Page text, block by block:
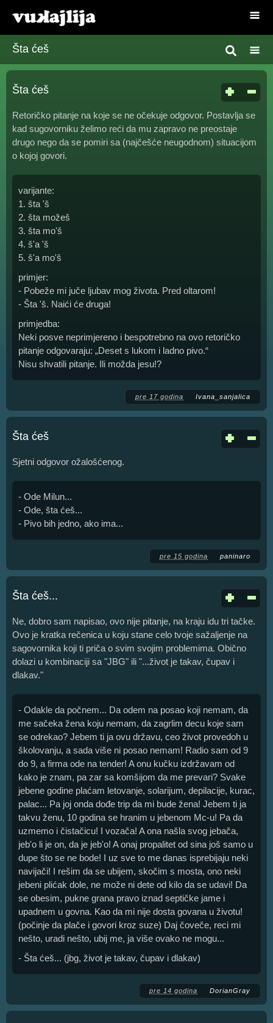
Šta ćeš
Šta ćeš
Retoričko pitanje na koje se ne očekuje odgovor. Postavlja se
kad sugovorniku želimo reći da mu zapravo ne preostaje
drugo nego da se pomiri sa (najčešće neugodnom) situacijom
o kojoj govori.
varijante:
1. šta 'š
2. šta možeš
3. šta mo'š
4. š'a 'š
5. š'a mo'š
primjer:
- Pobeže mi juče ljubav mog života. Pred oltarom!
- Šta 'š. Naići će druga!
primjedba:
Neki posve neprimjereno i bespotrebno na ovo retoričko
pitanje odgovaraju: „Deset s lukom i ladno pivo.“
Nisu shvatili pitanje. Ili možda jesu!?
pre 17 godina Ivana_sanjalica
Šta ćeš
Sjetni odgovor ožalošćenog.
- Ode Milun...
- Ode, šta ćeš...
- Pivo bih jedno, ako ima...
pre 15 godina paninaro
Šta ćeš...
Ne, dobro sam napisao, ovo nije pitanje, na kraju idu tri tačke.
Ovo je kratka rečenica u koju stane celo tvoje sažaljenje na
sagovornika koji ti priča o svim svojim problemima. Obično
dolazi u kombinaciji sa "JBG" ili "...život je takav, čupav i
dlakav."
- Odakle da počnem... Da odem na posao koji nemam, da
me sačeka žena koju nemam, da zagrlim decu koje sam
se odrekao? Jebem ti ja ovu državu, ceo život provedoh u
školovanju, a sada više ni posao nemam! Radio sam od 9
do 9, a firma ode na tender! A onu kučku izdržavam od
kako je znam, pa zar sa komšijom da me prevari? Svake
jebene godine plaćam letovanje, solarijum, depilacije, kurac,
palac... Pa joj onda dođe trip da mi bude žena! Jebem ti ja
takvu ženu, 10 godina se hranim u jebenom Mc-u! Pa da
uzmemo i čistačicu! I vozača! A ona našla svog jebača,
jeb'o li je on, da je jeb'o! A onaj propalitet od sina još samo u
dupe što se ne bode! I uz sve to me danas isprebijaju neki
navijači! I rešim da se ubijem, skočim s mosta, ono neki
jebeni plićak dole, ne može ni dete od kilo da se udavi! Da
se obesim, pukne grana pravo iznad septičke jame i
upadnem u govna. Kao da mi nije dosta govana u životu!
(počinje da plače i govori kroz suze) Daj čoveče, reci mi
nešto, uradi nešto, ubij me, ja više ovako ne mogu...
- Šta ćeš... (jbg, život je takav, čupav i dlakav)
pre 14 godina DorianGray